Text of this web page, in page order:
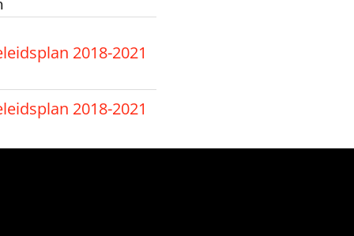
2018-2021
2018-2021